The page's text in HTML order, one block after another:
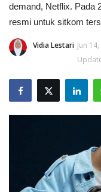
demand, Netflix. Pada
resmi untuk sitkom
Vidia Lestari Jun